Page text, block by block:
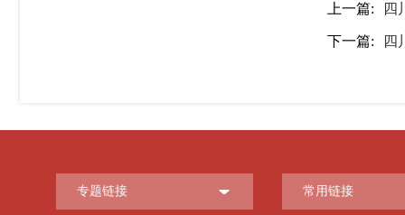
上一篇: 四
下一篇: 四
专题链接 常用链接